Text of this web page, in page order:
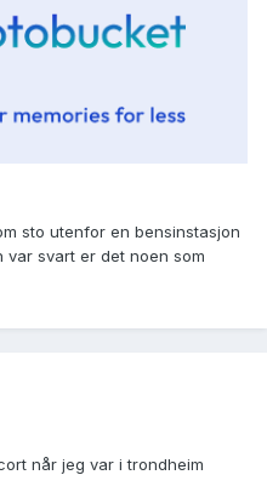
sto utenfor en bensinstasjon
svart er det noen som
når jeg var i trondheim